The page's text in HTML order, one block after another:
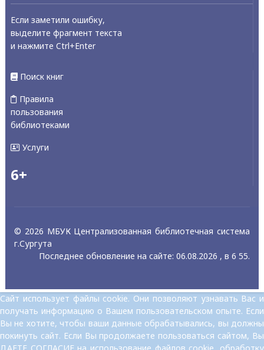
Если заметили ошибку,
выделите фрагмент текста
и нажмите Ctrl+Enter
Поиск книг
Правила
пользования
библиотеками
Услуги
6+
© 2026 МБУК Централизованная библиотечная система
г.Сургута
Последнее обновление на сайте: 06.08.2026 , в 6 55.
Сайт использует файлы cookie. Они позволяют узнавать Вас и
получать информацию о Вашем пользовательском опыте. Если
Вы не хотите, чтобы ваши данные обрабатывались, вы должны
покинуть сайт. Если Вы продолжаете пользоваться сайтом, Вы